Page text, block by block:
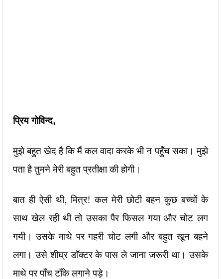
प्रिय गोविन्द,
मुझे बहुत खेद है कि मैं कल वादा करके भी न पहुँच सका। मुझे
पता है तुमने मेरी बहुत प्रतीक्षा की होगी।
बात ही ऐसी थी, मित्र! कल मेरी छोटी बहन कुछ बच्चों के
साथ खेल रही थी तो उसका पैर फिसल गया और चोट लग
गयी। उसके माथे पर गहरी चोट लगी और बहुत खून बहने
लगा। उसे शीघ्र डॉक्टर के पास ले जाना जरूरी था। उसके
माथे पर पाँच टाँके लगाने पड़े।